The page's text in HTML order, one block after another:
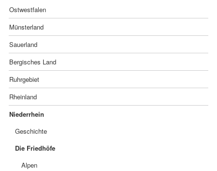
Navigation
überspringen
Ostwestfalen
Münsterland
Sauerland
Bergisches Land
Ruhrgebiet
Rheinland
Niederrhein
Geschichte
Die Friedhöfe
Alpen